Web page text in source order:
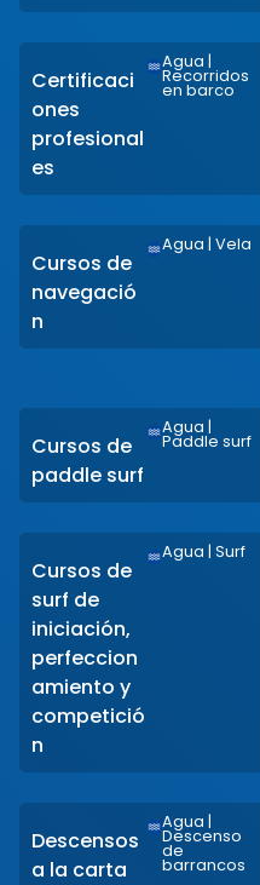
Certificaci
ones
profesional
es
Agua |
Recorridos
en barco
Cursos de
navegació
n
Agua |Vela
Cursos de
paddle surf
Agua |
Paddle surf
Cursos de
surf de
iniciación,
perfeccion
amiento y
competició
n
Agua |Surf
Descensos
a la carta
Agua |
Descenso
de
barrancos